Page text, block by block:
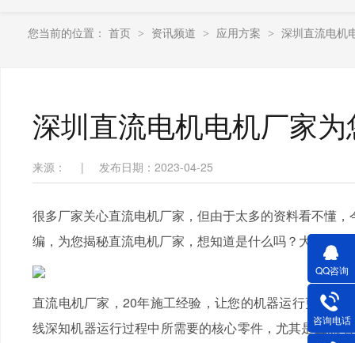
您当前的位置： 首页 > 资讯频道 > 应用方案 > 深圳直流电机
深圳直流电机电机厂家
来源： | 发布日期：2023-04-25
很多厂家关心直流电机厂家，但由于太多的资料看不懂
编，为您揭秘直流电机厂家，想知道是什么吗？大家就
直流电机厂家，20年施工经验，让您的机器运行更顺畅
线深知机器运行过程中所需要的核心零件，尤其是直流
QQ咨询
咨询电话